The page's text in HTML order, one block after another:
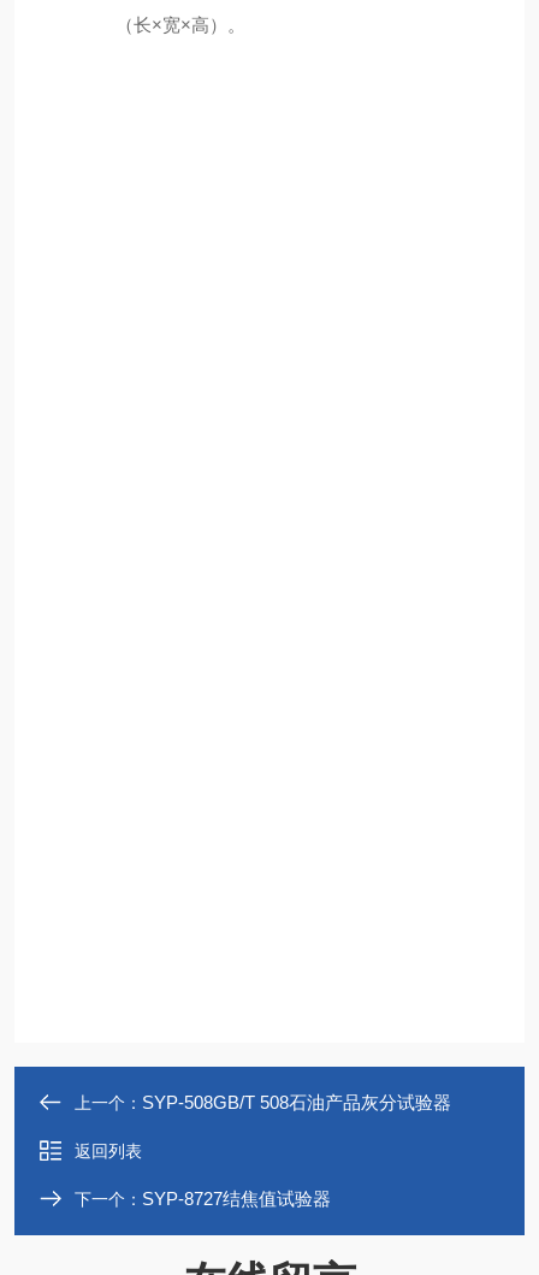
（长×宽×高）。
上一个： SYP-508GB/T 508石油产品灰分试验器
返回列表
下一个： SYP-8727结焦值试验器